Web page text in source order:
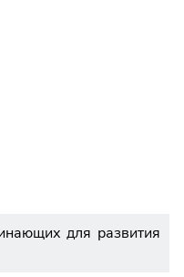
для развития